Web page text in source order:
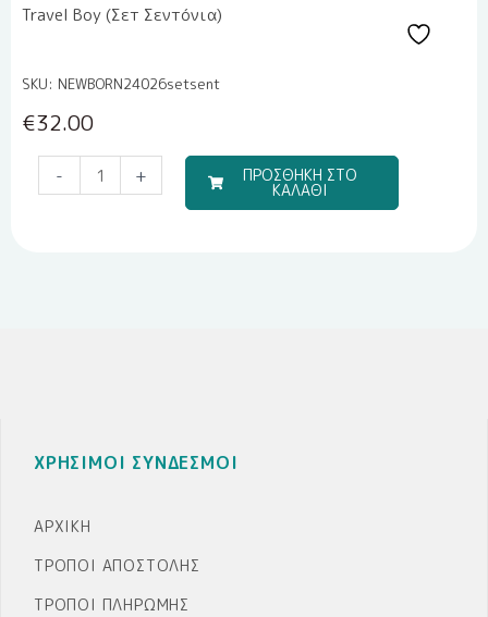
Travel Boy (Σετ Σεντόνια)
SKU: NEWBORN24026setsent
€32.00
-
Boy
+ ΠΡΟΣΘΗΚΗ ΣΤΟ
ΚΑΛΑΘΙ
ΧΡΗΣΙΜΟΙ ΣΥΝΔΕΣΜΟΙ
ΑΡΧΙΚΉ
ΤΡΌΠΟΙ ΑΠΟΣΤΟΛΉΣ
ΤΡΌΠΟΙ ΠΛΗΡΩΜΉΣ